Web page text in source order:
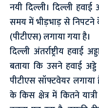
नयी दिल्ली। दिल्ली हवाई
समय में भीड़भाड़ से निपटने
(पीटीएस) लगाया गया है।
दिल्ली अंतर्राष्ट्रीय हवाई
बताया कि उसने हवाई
पीटीएस सॉफ्टवेयर
के किस क्षेत्र में कितने